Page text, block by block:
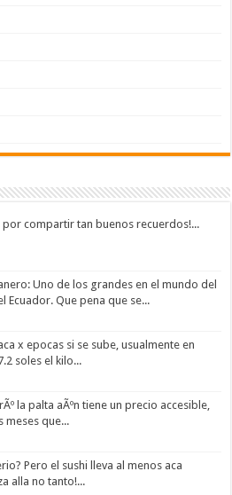
por compartir tan buenos recuerdos!...
Uno de los grandes en el mundo del
Ecuador. Que pena que se...
x epocas si se sube, usualmente en
soles el kilo...
la palta aÃºn tiene un precio accesible,
meses que...
Pero el sushi lleva al menos aca
alla no tanto!...